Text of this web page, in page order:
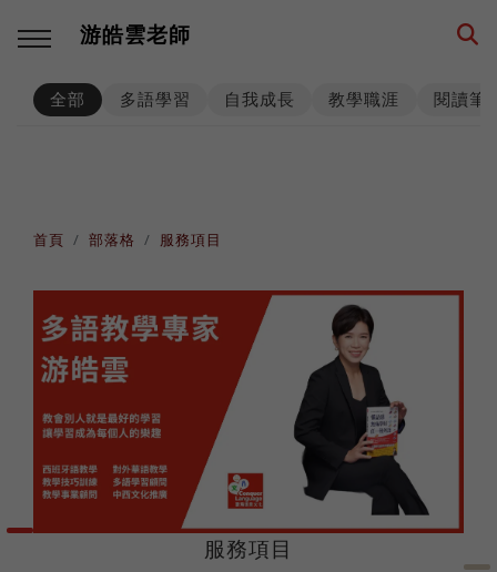
游皓雲老師
回主選單
學習方法
數位工具
英語
法語
回主選單
海外工作
人生規劃
專業精進
職場倫理
回主選單
師生互動
課程設計
思維升級
回主選單
品牌建立
思考模式
從零到一
回主選單
異國文化
深度充電
異國美食
回主選單
養狗經
階段里程
異國婚姻
棒球魂
全部 多語學習 自我成長 教學職涯 閱讀筆
首頁 部落格 服務項目
服務項目